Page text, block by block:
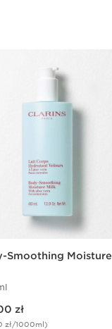
DO TREŚCI
Smoothing Moisture
zł
zł/1000ml)